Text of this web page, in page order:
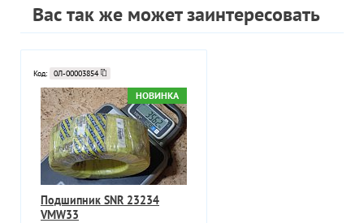
Вас так же может заинтересовать
Код: 0Л-00003854
НОВИНКА
Подшипник SNR 23234
VMW33